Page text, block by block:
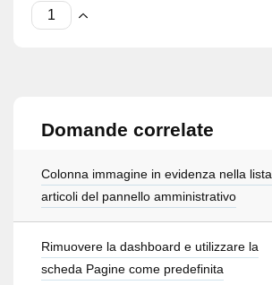
Domande correlate
Colonna immagine in evidenza nella lista
articoli del pannello amministrativo
Rimuovere la dashboard e utilizzare la
scheda Pagine come predefinita